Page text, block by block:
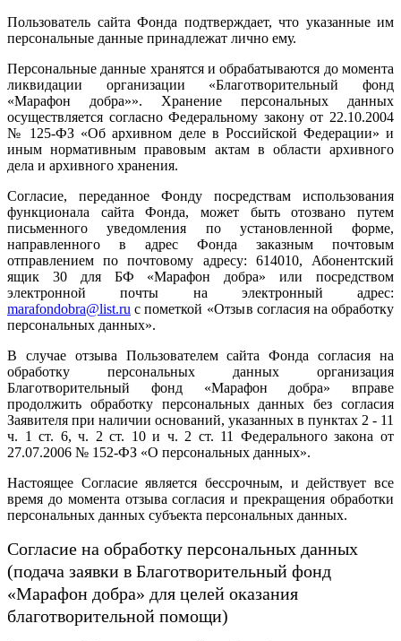
Пользователь сайта Фонда подтверждает, что указанные им
персональные данные принадлежат лично ему.
Персональные данные хранятся и обрабатываются до момента
ликвидации организации «Благотворительный фонд
«Марафон добра»». Хранение персональных данных
осуществляется согласно Федеральному закону от 22.10.2004
№ 125-ФЗ «Об архивном деле в Российской Федерации» и
иным нормативным правовым актам в области архивного
дела и архивного хранения.
Согласие, переданное Фонду посредствам использования
функционала сайта Фонда, может быть отозвано путем
письменного уведомления по установленной форме,
направленного в адрес Фонда заказным почтовым
отправлением по почтовому адресу: 614010, Абонентский
ящик 30 для БФ «Марафон добра» или посредством
электронной почты на электронный адрес:
marafondobra@list.ru с пометкой «Отзыв согласия на обработку
персональных данных».
В случае отзыва Пользователем сайта Фонда согласия на
обработку персональных данных организация
Благотворительный фонд «Марафон добра» вправе
продолжить обработку персональных данных без согласия
Заявителя при наличии оснований, указанных в пунктах 2 - 11
ч. 1 ст. 6, ч. 2 ст. 10 и ч. 2 ст. 11 Федерального закона от
27.07.2006 № 152-ФЗ «О персональных данных».
Настоящее Согласие является бессрочным, и действует все
время до момента отзыва согласия и прекращения обработки
персональных данных субъекта персональных данных.
Согласие на обработку персональных данных
(подача заявки в Благотворительный фонд
«Марафон добра» для целей оказания
благотворительной помощи)